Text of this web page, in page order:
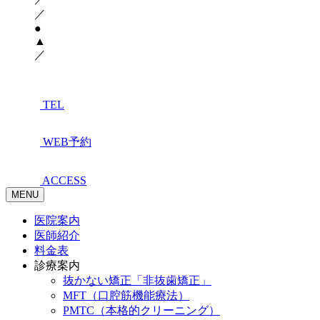
／
●
▲
／
TEL
WEB予約
ACCESS
MENU
医院案内
医師紹介
料金表
診療案内
抜かない矯正「非抜歯矯正」
MFT（口腔筋機能療法）
PMTC（本格的クリーニング）